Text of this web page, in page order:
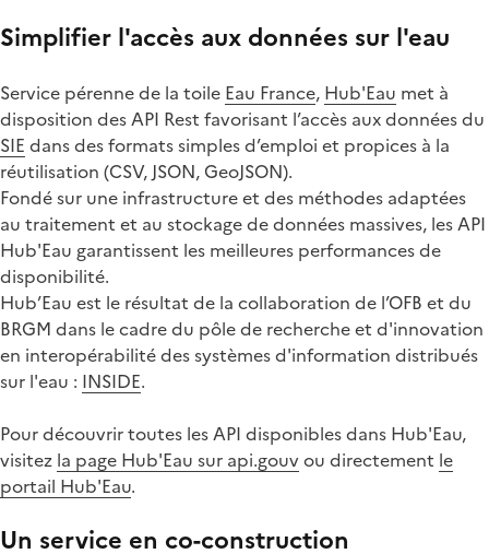
Simplifier l'accès aux données sur l'eau
Service pérenne de la toile Eau France, Hub'Eau met à
disposition des API Rest favorisant l’accès aux données du
SIE dans des formats simples d’emploi et propices à la
réutilisation (CSV, JSON, GeoJSON).
Fondé sur une infrastructure et des méthodes adaptées
au traitement et au stockage de données massives, les API
Hub'Eau garantissent les meilleures performances de
disponibilité.
Hub’Eau est le résultat de la collaboration de l’OFB et du
BRGM dans le cadre du pôle de recherche et d'innovation
en interopérabilité des systèmes d'information distribués
sur l'eau : INSIDE.
Pour découvrir toutes les API disponibles dans Hub'Eau,
visitez la page Hub'Eau sur api.gouvou directement le
portail Hub'Eau.
Un service en co-construction